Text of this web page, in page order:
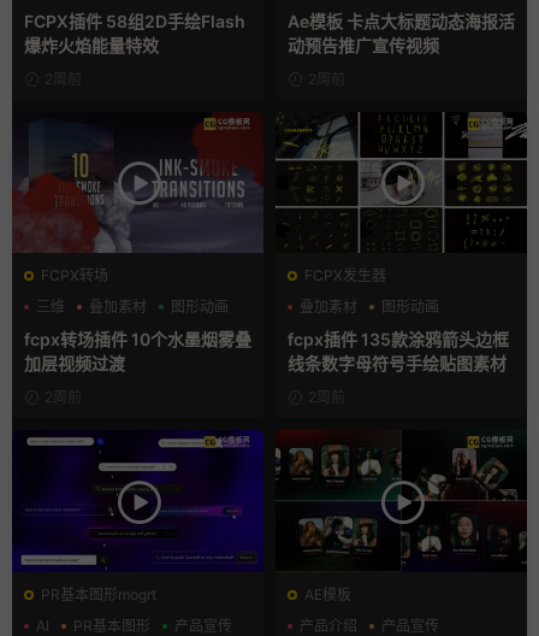
手绘风
FCPX插件 58组2D手绘Flash
爆炸火焰能量特效
2周前
Ae模板 卡点大标题动态海报活
动预告推广宣传视频
2周前
FCPX转场
三维
叠加素材 图形动画
fcpx转场插件 10个水墨烟雾叠
加层视频过渡
2周前
FCPX发生器
叠加素材
图形动画
手绘风
fcpx插件 135款涂鸦箭头边框
线条数字母符号手绘贴图素材
2周前
PR基本图形mogrt
AI
PR基本图形 产品宣传
AE模板
产品介绍
产品宣传